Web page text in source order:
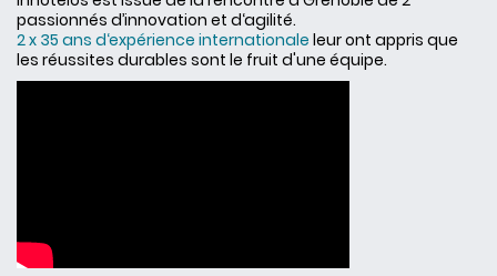
passionnés d’innovation et d‘agilité.
2 x 35 ans d‘expérience internationale leur ont appris que
les réussites durables sont le fruit d'une équipe.